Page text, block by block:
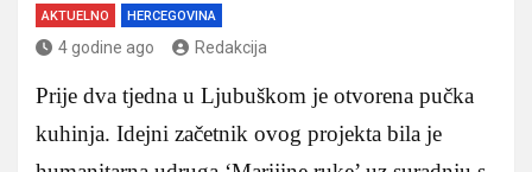
AKTUELNO HERCEGOVINA
4 godine ago Redakcija
Prije dva tjedna u Ljubuškom je otvorena pučka
kuhinja. Idejni začetnik ovog projekta bila je